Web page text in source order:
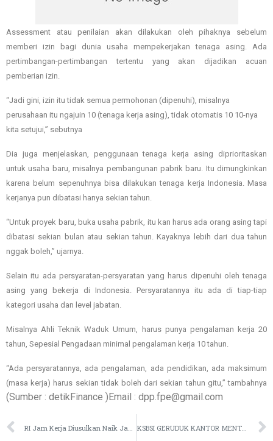
Assessment atau penilaian akan dilakukan oleh pihaknya sebelum
memberi izin bagi dunia usaha mempekerjakan tenaga asing. Ada
pertimbangan-pertimbangan tertentu yang akan dijadikan acuan
pemberian izin.
“Jadi gini, izin itu tidak semua permohonan (dipenuhi), misalnya
perusahaan itu ngajuin 10 (tenaga kerja asing), tidak otomatis 10 10-nya
kita setujui,” sebutnya
Dia juga menjelaskan, penggunaan tenaga kerja asing diprioritaskan
untuk usaha baru, misalnya pembangunan pabrik baru. Itu dimungkinkan
karena belum sepenuhnya bisa dilakukan tenaga kerja Indonesia. Masa
kerjanya pun dibatasi hanya sekian tahun.
“Untuk proyek baru, buka usaha pabrik, itu kan harus ada orang asing tapi
dibatasi sekian bulan atau sekian tahun. Kayaknya lebih dari dua tahun
nggak boleh,” ujarnya.
Selain itu ada persyaratan-persyaratan yang harus dipenuhi oleh tenaga
asing yang bekerja di Indonesia. Persyaratannya itu ada di tiap-tiap
kategori usaha dan level jabatan.
Misalnya Ahli Teknik Waduk Umum, harus punya pengalaman kerja 20
tahun, Sepesial Pengadaan minimal pengalaman kerja 10 tahun.
“Ada persyaratannya, ada pengalaman, ada pendidikan, ada maksimum
(masa kerja) harus sekian tidak boleh dari sekian tahun gitu,” tambahnya
(Sumber : detikFinance )Email : dpp.fpe@gmail.com
KSBSI GERUDUK KANTOR MENTERI KEUANGAN